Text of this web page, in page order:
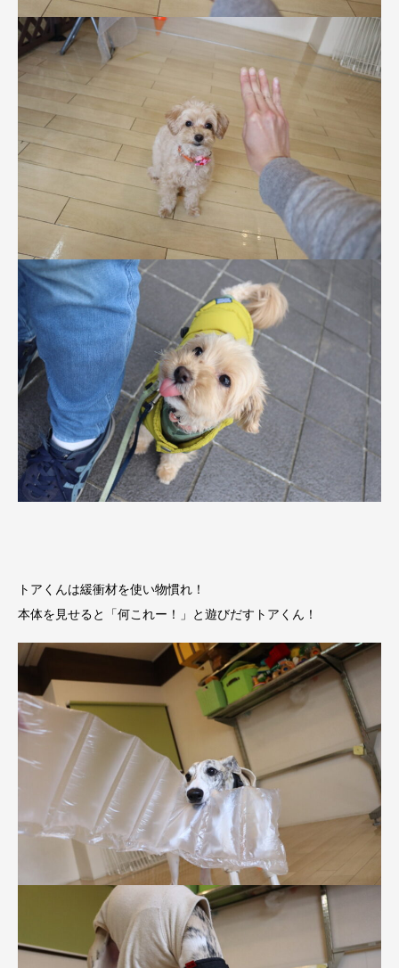
トアくんは緩衝材を使い物慣れ！
本体を見せると「何これー！」と遊びだすトアくん！